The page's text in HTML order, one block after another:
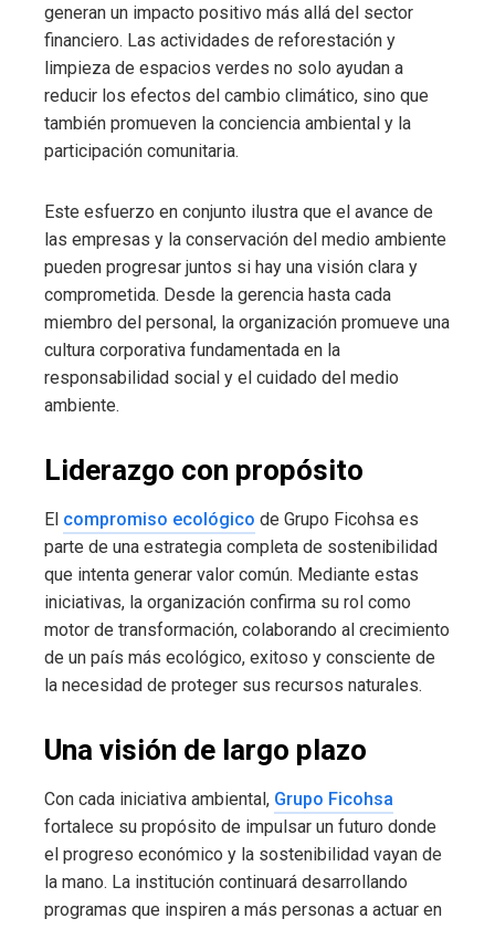
generan un impacto positivo más allá del sector
financiero. Las actividades de reforestación y
limpieza de espacios verdes no solo ayudan a
reducir los efectos del cambio climático, sino que
también promueven la conciencia ambiental y la
participación comunitaria.
Este esfuerzo en conjunto ilustra que el avance de
las empresas y la conservación del medio ambiente
pueden progresar juntos si hay una visión clara y
comprometida. Desde la gerencia hasta cada
miembro del personal, la organización promueve una
cultura corporativa fundamentada en la
responsabilidad social y el cuidado del medio
ambiente.
Liderazgo con propósito
El compromiso ecológico de Grupo Ficohsa es
parte de una estrategia completa de sostenibilidad
que intenta generar valor común. Mediante estas
iniciativas, la organización confirma su rol como
motor de transformación, colaborando al crecimiento
de un país más ecológico, exitoso y consciente de
la necesidad de proteger sus recursos naturales.
Una visión de largo plazo
Con cada iniciativa ambiental, Grupo Ficohsa
fortalece su propósito de impulsar un futuro donde
el progreso económico y la sostenibilidad vayan de
la mano. La institución continuará desarrollando
programas que inspiren a más personas a actuar en